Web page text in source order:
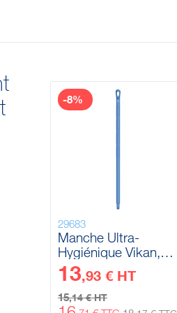
29683
Manche Ultra-
Hygiénique Vikan,
Ø32 mm, 1000 mm
13,93 € HT
15,14 € HT
-8%